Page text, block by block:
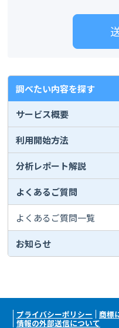
調べたい内容を探す
サービス概要
利用開始方法
分析レポート解説
よくあるご質問
よくあるご質問一覧
お知らせ
プライバシーポリシー 商標
情報の外部送信について